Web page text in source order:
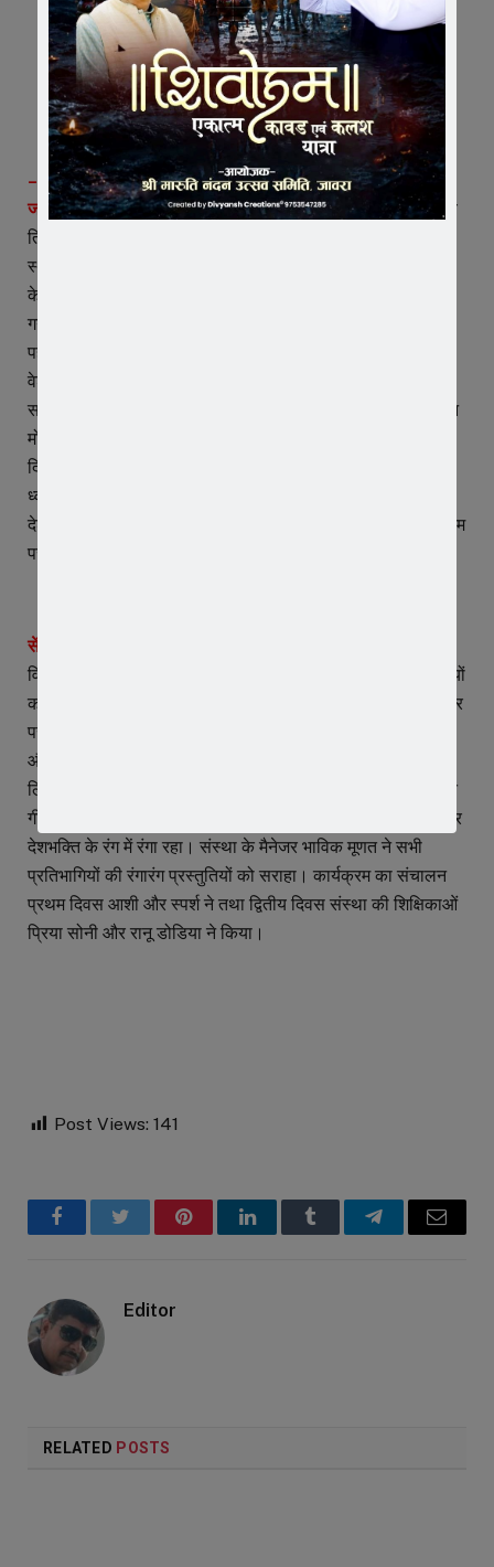
– आजादी के उत्सव के साथ ही मनाया भगवान श्रीकृष्ण का जन्मोत्सव
जावरा।हिंदुस्तान की आजादी का वलवाला और श्री कृष्ण का जन्मोत्सव
तिरंगे की शान के साथ मनाना मानो ऐसा हुआ जैसे सोने पे सुहागा।
स्थानीय सेंट पॉल्स कॉन्वेंट स्कूल, जावरा में स्वतंत्रता के अमृत महोत्सव
के अंतर्गत आजादी का महोत्सव दो दिवस तक हर्षोल्लास के साथ मनाया
गया।
पहले दिवस, नन्हे-मुन्ने बच्चों ने राधा-कृष्ण की मनमोहक झांकियों और
वेशभूषा प्रदर्शन के माध्यम से जन्माष्टमी की छटा स्वतंत्रता के गर्व के
साथ बिखेरी। बच्चों के अभिनय, नृत्य और संवाद प्रस्तुति ने सभी का मन
मोह लिया। दूसरे दिवस, 15 अगस्त को विद्यालय प्रांगण में स्वतंत्रता
दिवस का भव्य आयोजन हुआ। कार्यक्रम की शुरुआत राष्ट्रगान और
ध्वजारोहण से हुई। इसके पश्चात रंगारंग सांस्कृतिक प्रस्तुतियों में
देशभक्ति गीत, समूह नृत्य और नाट्य मंचन ने देशभक्ति की भावना को चरम
पर पहुँचा दिया।
सेंट पॉल टाईम्स का हुआ विमोचन –
विद्यालय के प्राचार्य देवेंद्र मूणत ने अपने प्रेरणादायी उद्बोधन में विद्यार्थियों
को राष्ट्रप्रेम, अनुशासन और निस्वार्थ सेवा का संदेश दिया। इसी अवसर
पर विद्यालय की वार्षिक पत्रिका सेंट पॉल टाइम्स का विमोचन किया गया
और पौधा-रोपण कार्यक्रम आयोजित कर पर्यावरण संरक्षण का संकल्प
लिया गया। कार्यक्रम का समापन मिठाई वितरण और सामूहिक देशभक्ति
गीत के साथ हुआ। संपूर्ण दो दिवस विद्यालय परिसर उत्साह, उल्लास और
देशभक्ति के रंग में रंगा रहा। संस्था के मैनेजर भाविक मूणत ने सभी
प्रतिभागियों की रंगारंग प्रस्तुतियों को सराहा। कार्यक्रम का संचालन
प्रथम दिवस आशी और स्पर्श ने तथा द्वितीय दिवस संस्था की शिक्षिकाओं
प्रिया सोनी और रानू डोडिया ने किया।
Post Views: 141
FacebookTwitter PinterestLinkedInTumblr TelegramEmail
Editor
RELATED POSTS